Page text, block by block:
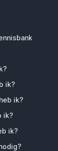
ik?
ik?
ik?
ik?